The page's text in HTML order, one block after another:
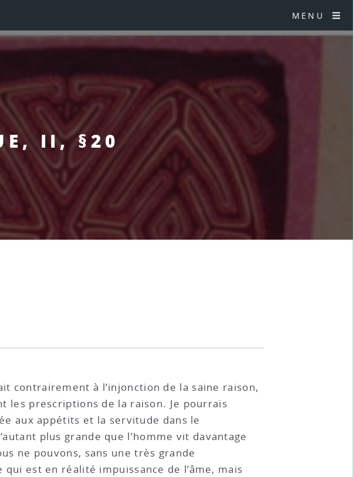
MENU
II, §20
contrairement à l’injonction de la saine raison,
les prescriptions de la raison. Je pourrais
aux appétits et la servitude dans le
plus grande que l’homme vit davantage
ne pouvons, sans une très grande
est en réalité impuissance de l’âme, mais